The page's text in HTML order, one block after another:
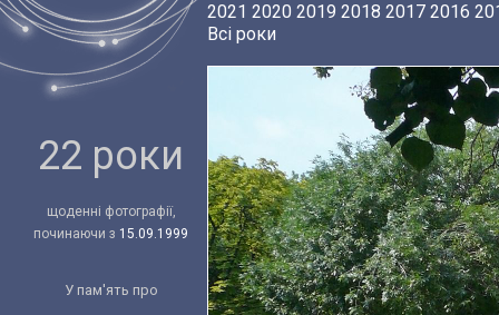
22 роки
щоденні фотографії,
починаючи з 15.09.1999
У пам'ять про
2021 2020 2019 2018 2017 2016
Всі роки